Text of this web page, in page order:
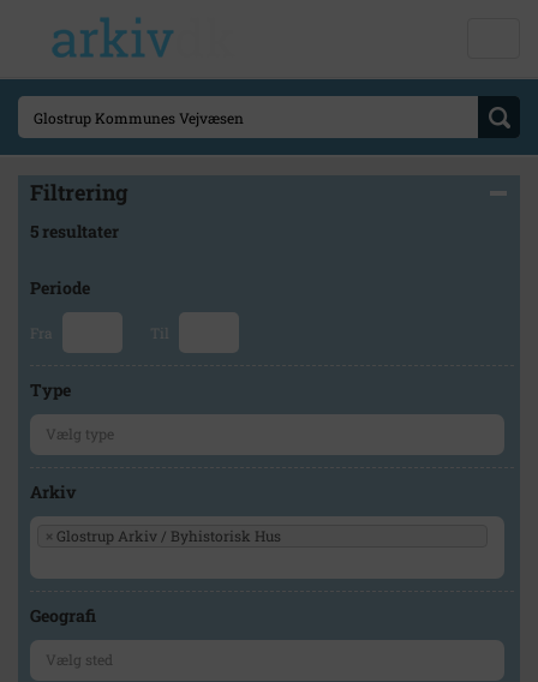
Filtrering
5 resultater
Periode
Fra Til
Type
Arkiv
× Glostrup Arkiv / Byhistorisk Hus
Geografi